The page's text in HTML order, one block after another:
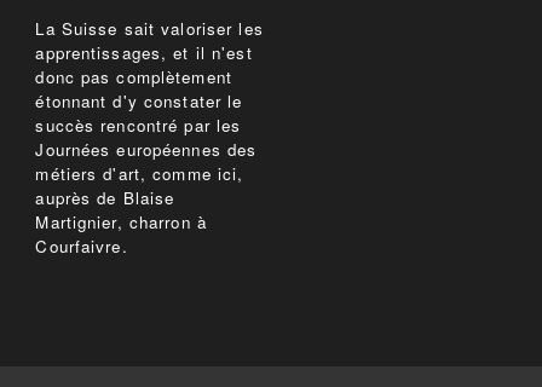
La Suisse sait valoriser les
apprentissages, et il n'est
donc pas complètement
étonnant d'y constater le
succès rencontré par les
Journées européennes des
métiers d'art, comme ici,
auprès de Blaise
Martignier, charron à
Courfaivre.